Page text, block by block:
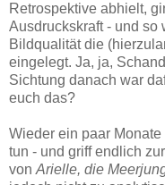
Retrospektive abhielt,
Ausdruckskraft - und so
Bildqualität die
eingelegt. Ja, ja,
Sichtung danach war
euch das?
Wieder ein paar
tun - und griff endlich
von Arielle, die